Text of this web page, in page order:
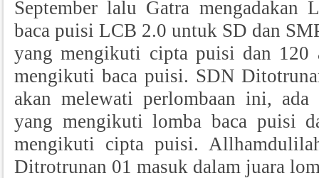
September lalu Gatra mengadakan
baca puisi LCB 2.0 untuk SD dan
yang mengikuti cipta puisi dan 120
mengikuti baca puisi. SDN
akan melewati perlombaan ini,
yang mengikuti lomba baca puisi
mengikuti cipta puisi.
Ditrotrunan 01 masuk dalam juara